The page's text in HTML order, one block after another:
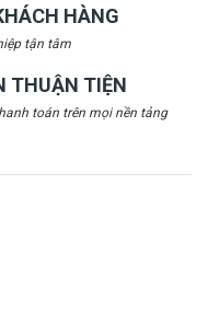
HÀNG
tận tâm
THUẬN TIỆN
toán trên mọi nền tảng